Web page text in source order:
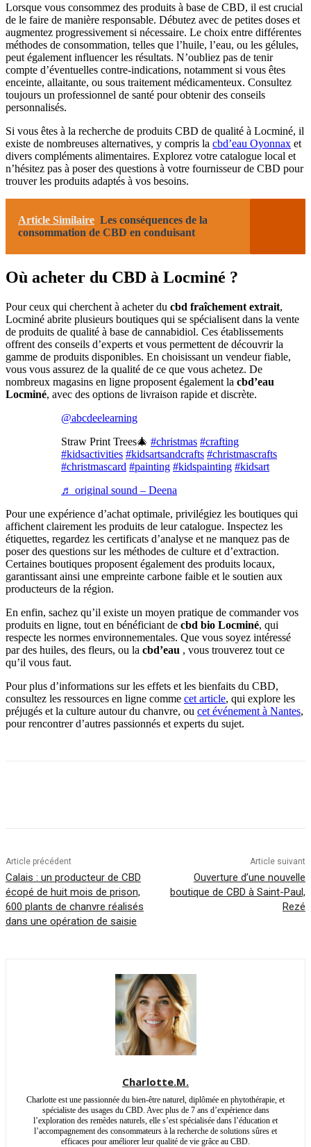
Lorsque vous consommez des produits à base de CBD, il est crucial
de le faire de manière responsable. Débutez avec de petites doses et
augmentez progressivement si nécessaire. Le choix entre différentes
méthodes de consommation, telles que l’huile, l’eau, ou les gélules,
peut également influencer les résultats. N’oubliez pas de tenir
compte d’éventuelles contre-indications, notamment si vous êtes
enceinte, allaitante, ou sous traitement médicamenteux. Consultez
toujours un professionnel de santé pour obtenir des conseils
personnalisés.
Si vous êtes à la recherche de produits CBD de qualité à Locminé, il
existe de nombreuses alternatives, y compris la cbd’eau Oyonnax et
divers compléments alimentaires. Explorez votre catalogue local et
n’hésitez pas à poser des questions à votre fournisseur de CBD pour
trouver les produits adaptés à vos besoins.
Article Similaire Les conséquences de la
consommation de CBD en conduisant
Où acheter du CBD à Locminé ?
Pour ceux qui cherchent à acheter du cbd fraîchement extrait,
Locminé abrite plusieurs boutiques qui se spécialisent dans la vente
de produits de qualité à base de cannabidiol. Ces établissements
offrent des conseils d’experts et vous permettent de découvrir la
gamme de produits disponibles. En choisissant un vendeur fiable,
vous vous assurez de la qualité de ce que vous achetez. De
nombreux magasins en ligne proposent également la cbd’eau
Locminé, avec des options de livraison rapide et discrète.
@abcdeelearning
Straw Print Trees🎄 #christmas #crafting
#kidsactivities #kidsartsandcrafts #christmascrafts
#christmascard #painting #kidspainting #kidsart
♬ original sound – Deena
Pour une expérience d’achat optimale, privilégiez les boutiques qui
affichent clairement les produits de leur catalogue. Inspectez les
étiquettes, regardez les certificats d’analyse et ne manquez pas de
poser des questions sur les méthodes de culture et d’extraction.
Certaines boutiques proposent également des produits locaux,
garantissant ainsi une empreinte carbone faible et le soutien aux
producteurs de la région.
En enfin, sachez qu’il existe un moyen pratique de commander vos
produits en ligne, tout en bénéficiant de cbd bio Locminé, qui
respecte les normes environnementales. Que vous soyez intéressé
par des huiles, des fleurs, ou la cbd’eau , vous trouverez tout ce
qu’il vous faut.
Pour plus d’informations sur les effets et les bienfaits du CBD,
consultez les ressources en ligne comme cet article, qui explore les
préjugés et la culture autour du chanvre, ou cet événement à Nantes,
pour rencontrer d’autres passionnés et experts du sujet.
Article précédent
Calais : un producteur de CBD
écopé de huit mois de prison,
600 plants de chanvre réalisés
dans une opération de saisie
Article suivant
Ouverture d’une nouvelle
boutique de CBD à Saint-Paul,
Rezé
Charlotte.M.
Charlotte est une passionnée du bien-être naturel, diplômée en phytothérapie, et
spécialiste des usages du CBD. Avec plus de 7 ans d’expérience dans
l’exploration des remèdes naturels, elle s’est spécialisée dans l’éducation et
l’accompagnement des consommateurs à la recherche de solutions sûres et
efficaces pour améliorer leur qualité de vie grâce au CBD.